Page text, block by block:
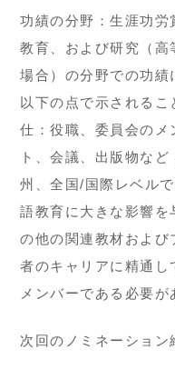
功績の分野：生涯功労
教育、および研究（
場合）の分野での功績
以下の点で示される
仕：役職、委員会のメ
ト、会議、出版物な
州、全国/国際レベル
語教育に大きな影響を
の他の関連教材およ
者のキャリアに精通
メンバーである必要が
次回のノミネーション